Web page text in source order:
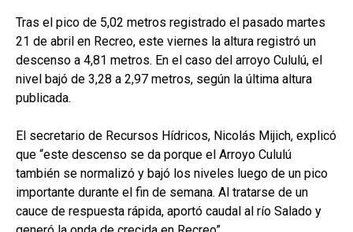
Tras el pico de 5,02 metros registrado el pasado martes
21 de abril en Recreo, este viernes la altura registró un
descenso a 4,81 metros. En el caso del arroyo Cululú, el
nivel bajó de 3,28 a 2,97 metros, según la última altura
publicada.
El secretario de Recursos Hídricos, Nicolás Mijich, explicó
que “este descenso se da porque el Arroyo Cululú
también se normalizó y bajó los niveles luego de un pico
importante durante el fin de semana. Al tratarse de un
cauce de respuesta rápida, aportó caudal al río Salado y